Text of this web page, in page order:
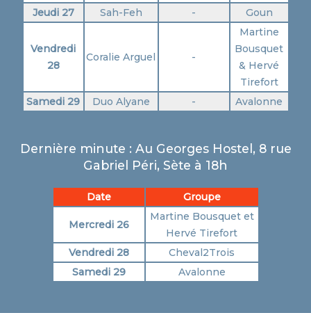
Jeudi 27
Sah-Feh - Goun
Vendredi
28
Coralie Arguel -
Martine
Bousquet
& Hervé
Tirefort
Samedi 29
Duo Alyane - Avalonne
Dernière minute : Au Georges Hostel, 8 rue
Gabriel Péri, Sète à 18h
Date Groupe
Mercredi 26
Martine Bousquet et
Hervé Tirefort
Vendredi 28
Cheval2Trois
Samedi 29
Avalonne